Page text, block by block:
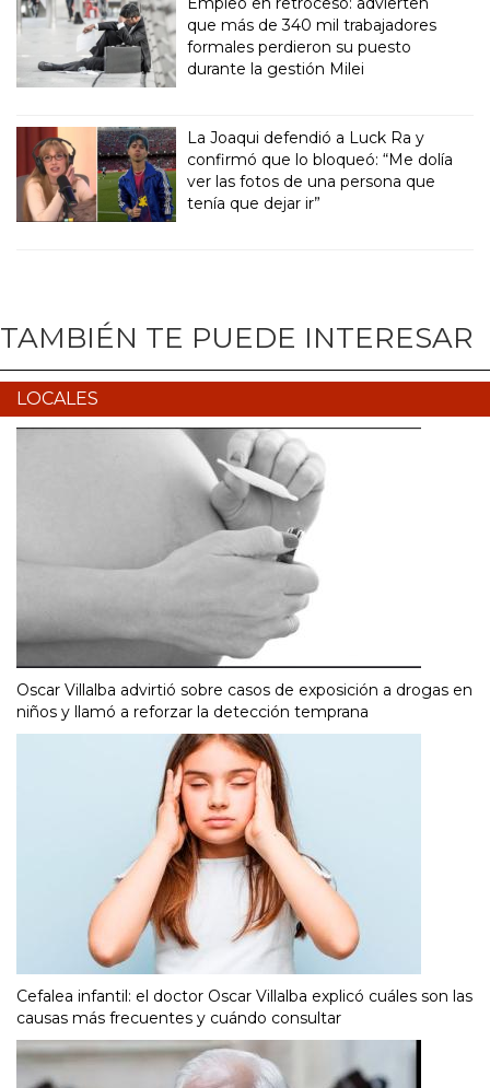
que más de 340 mil trabajadores
formales perdieron su puesto
durante la gestión Milei
La Joaqui defendió a Luck Ra y
confirmó que lo bloqueó: “Me dolía
ver las fotos de una persona que
tenía que dejar ir”
TAMBIÉN TE PUEDE INTERESAR
LOCALES
Oscar Villalba advirtió sobre casos de exposición a drogas en
niños y llamó a reforzar la detección temprana
Cefalea infantil: el doctor Oscar Villalba explicó cuáles son las
causas más frecuentes y cuándo consultar